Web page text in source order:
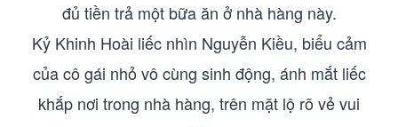
đủ tiền trả một bữa ăn ở nhà hàng này.
Kỷ Khinh Hoài liếc nhìn Nguyễn Kiều, biểu cảm
của cô gái nhỏ vô cùng sinh động, ánh mắt liếc
khắp nơi trong nhà hàng, trên mặt lộ rõ vẻ vui